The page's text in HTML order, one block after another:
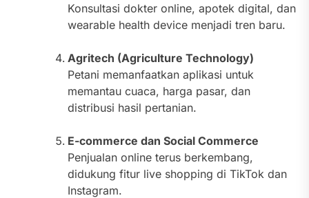
Konsultasi dokter online, apotek digital, dan
wearable health device menjadi tren baru.
Agritech (Agriculture Technology)
Petani memanfaatkan aplikasi untuk
memantau cuaca, harga pasar, dan
distribusi hasil pertanian.
E-commerce dan Social Commerce
Penjualan online terus berkembang,
didukung fitur live shopping di TikTok dan
Instagram.